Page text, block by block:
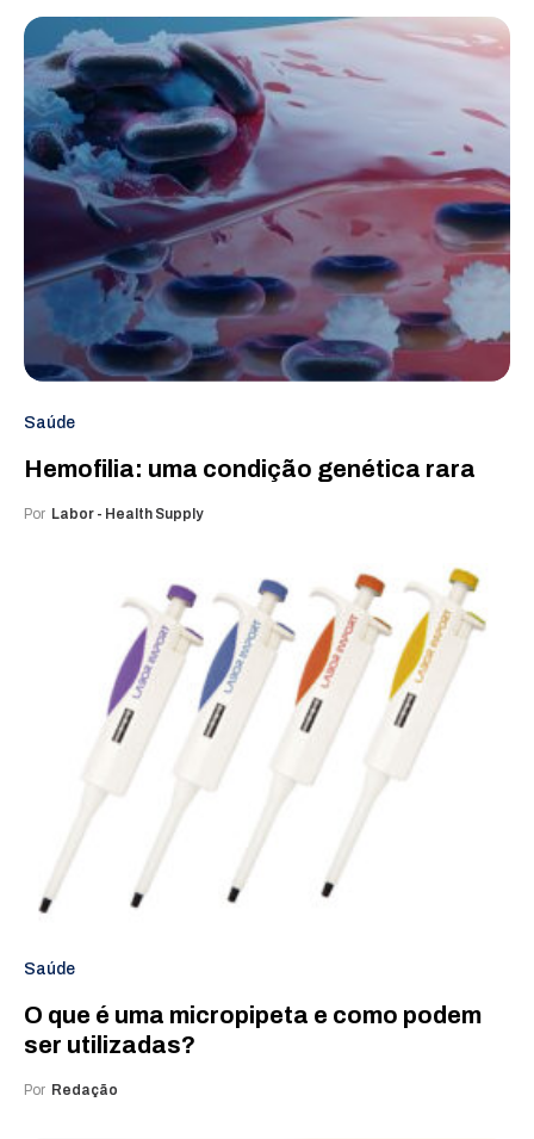
Saúde
Hemofilia: uma condição genética rara
Por Labor - Health Supply
Saúde
O que é uma micropipeta e como podem
ser utilizadas?
Por Redação